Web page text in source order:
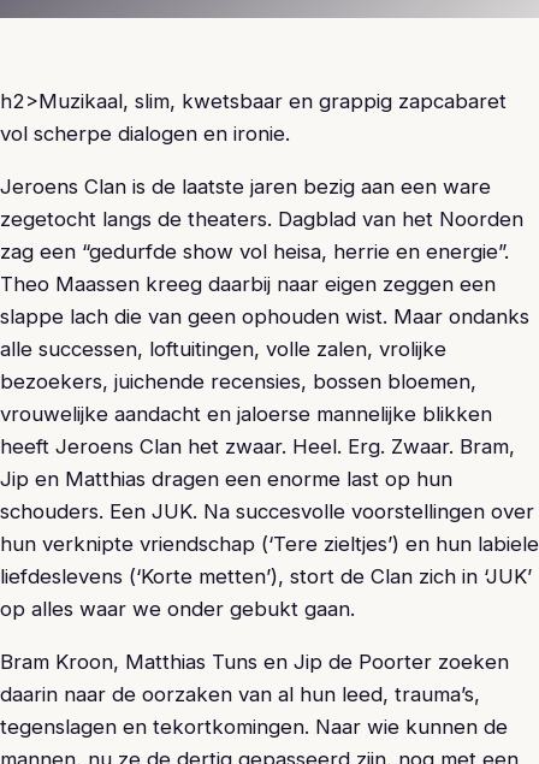
h2>Muzikaal, slim, kwetsbaar en grappig zapcabaret
vol scherpe dialogen en ironie.
Jeroens Clan is de laatste jaren bezig aan een ware
zegetocht langs de theaters. Dagblad van het Noorden
zag een “gedurfde show vol heisa, herrie en energie”.
Theo Maassen kreeg daarbij naar eigen zeggen een
slappe lach die van geen ophouden wist. Maar ondanks
alle successen, loftuitingen, volle zalen, vrolijke
bezoekers, juichende recensies, bossen bloemen,
vrouwelijke aandacht en jaloerse mannelijke blikken
heeft Jeroens Clan het zwaar. Heel. Erg. Zwaar. Bram,
Jip en Matthias dragen een enorme last op hun
schouders. Een JUK. Na succesvolle voorstellingen over
hun verknipte vriendschap (‘Tere zieltjes’) en hun labiele
liefdeslevens (‘Korte metten’), stort de Clan zich in ‘JUK’
op alles waar we onder gebukt gaan.
Bram Kroon, Matthias Tuns en Jip de Poorter zoeken
daarin naar de oorzaken van al hun leed, trauma’s,
tegenslagen en tekortkomingen. Naar wie kunnen de
mannen, nu ze de dertig gepasseerd zijn, nog met een